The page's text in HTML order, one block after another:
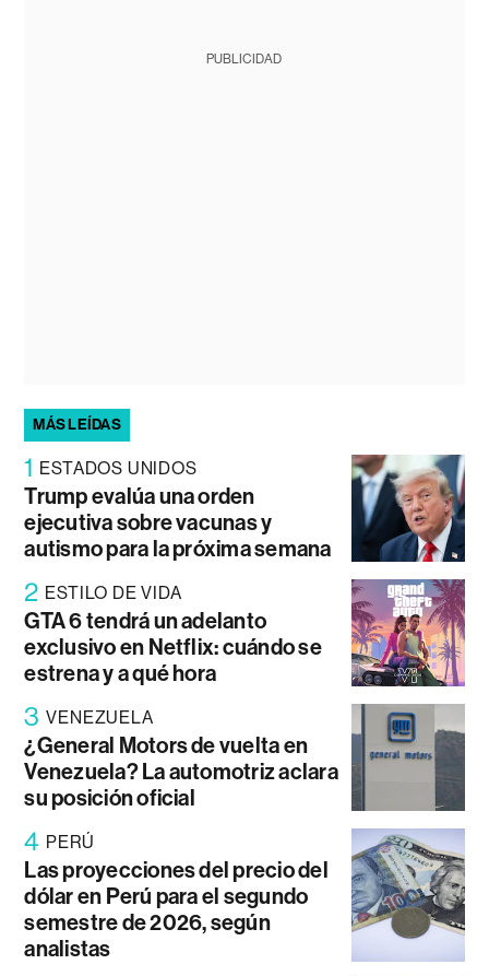
PUBLICIDAD
MÁS LEÍDAS
1 ESTADOS UNIDOS
Trump evalúa una orden
ejecutiva sobre vacunas y
autismo para la próxima semana
2 ESTILO DE VIDA
GTA 6 tendrá un adelanto
exclusivo en Netflix: cuándo se
estrena y a qué hora
3 VENEZUELA
¿General Motors de vuelta en
Venezuela? La automotriz aclara
su posición oficial
4 PERÚ
Las proyecciones del precio del
dólar en Perú para el segundo
semestre de 2026, según
analistas